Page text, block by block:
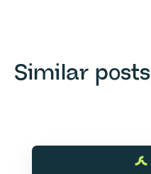
Similar posts